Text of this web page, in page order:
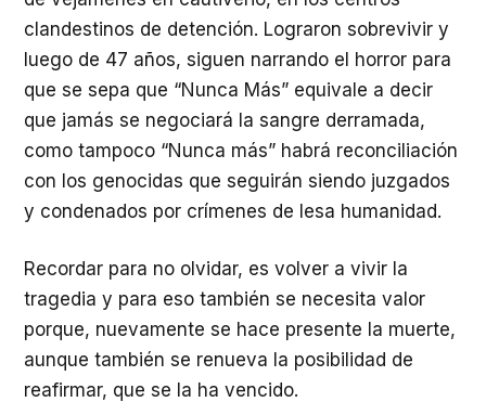
clandestinos de detención. Lograron sobrevivir y
luego de 47 años, siguen narrando el horror para
que se sepa que “Nunca Más” equivale a decir
que jamás se negociará la sangre derramada,
como tampoco “Nunca más” habrá reconciliación
con los genocidas que seguirán siendo juzgados
y condenados por crímenes de lesa humanidad.
Recordar para no olvidar, es volver a vivir la
tragedia y para eso también se necesita valor
porque, nuevamente se hace presente la muerte,
aunque también se renueva la posibilidad de
reafirmar, que se la ha vencido.